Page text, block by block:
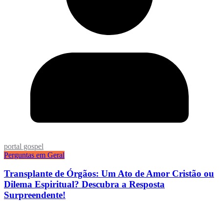
portal gospel
Perguntas em Geral
Transplante de Órgãos: Um Ato de Amor Cristão ou
Dilema Espiritual? Descubra a Resposta
Surpreendente!